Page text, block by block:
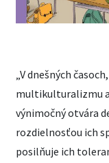
„V dnešných
multikulturalizmu a
výnimočný otvára
rozdielnosťou ich
posilňuje ich